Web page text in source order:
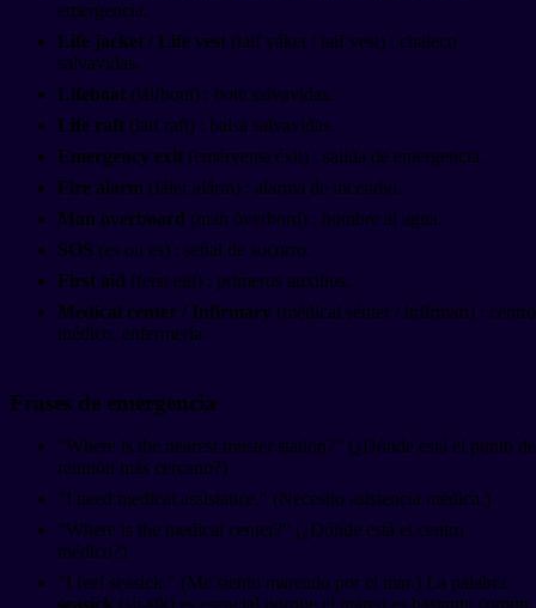
emergencia.
Life jacket / Life vest (laif yáket / laif vest) : chaleco
salvavidas.
Lifeboat (láifbout) : bote salvavidas.
Life raft (laif raft) : balsa salvavidas.
Emergency exit (eméryensi éxit) : salida de emergencia.
Fire alarm (fáier alárm) : alarma de incendio.
Man overboard (man óverbord) : hombre al agua.
SOS (es ou es) : señal de socorro.
First aid (ferst eid) : primeros auxilios.
Medical center / Infirmary (médical sénter / infírmari) : centro
médico, enfermería.
Frases de emergencia
"Where is the nearest muster station?" (¿Dónde está el punto de
reunión más cercano?)
"I need medical assistance." (Necesito asistencia médica.)
"Where is the medical center?" (¿Dónde está el centro
médico?)
"I feel seasick." (Me siento mareado por el mar.) La palabra